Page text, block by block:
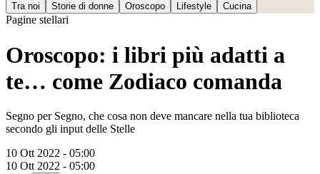
Tra noi
Storie di donne Oroscopo Lifestyle Cucina
Pagine stellari
Oroscopo: i libri più adatti a
te… come Zodiaco comanda
Segno per Segno, che cosa non deve mancare nella tua biblioteca
secondo gli input delle Stelle
10 Ott 2022 - 05:00
10 Ott 2022 - 05:00